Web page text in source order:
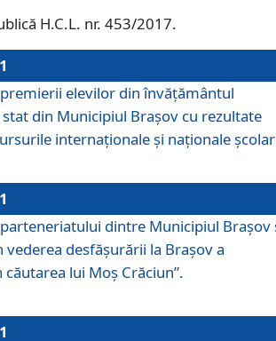
H.C.L. nr. 453/2017.
elevilor din învățământul
din Municipiul Brașov cu rezultate
internaționale și naționale
dintre Municipiul Brașov
vederea desfăşurării la Brașov a
lui Moș Crăciun”.